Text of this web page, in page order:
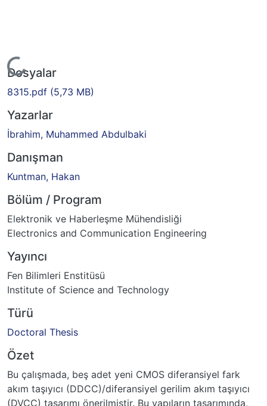
Yükleniyor...
Dosyalar
8315.pdf (5,73 MB)
Yazarlar
İbrahim, Muhammed Abdulbaki
Danışman
Kuntman, Hakan
Bölüm / Program
Elektronik ve Haberleşme Mühendisliği
Electronics and Communication Engineering
Yayıncı
Fen Bilimleri Enstitüsü
Institute of Science and Technology
Türü
Doctoral Thesis
Özet
Bu çalışmada, beş adet yeni CMOS diferansiyel fark
akım taşıyıcı (DDCC)/diferansiyel gerilim akım taşıyıcı
(DVCC) tasarımı önerilmiştir. Bu yapıların tasarımında,